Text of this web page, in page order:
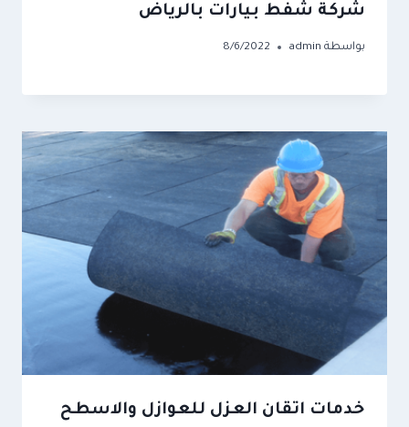
شركة شفط بيارات بالرياض
بواسطة admin
8/6/2022
خدمات اتقان العزل للعوازل والاسطح